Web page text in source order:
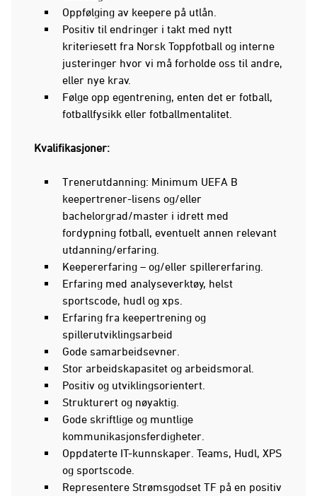
Oppfølging av keepere på utlån.
Positiv til endringer i takt med nytt
kriteriesett fra Norsk Toppfotball og interne
justeringer hvor vi må forholde oss til andre,
eller nye krav.
Følge opp egentrening, enten det er fotball,
fotballfysikk eller fotballmentalitet.
Kvalifikasjoner:
Trenerutdanning: Minimum UEFA B
keepertrener-lisens og/eller
bachelorgrad/master i idrett med
fordypning fotball, eventuelt annen relevant
utdanning/erfaring.
Keepererfaring – og/eller spillererfaring.
Erfaring med analyseverktøy, helst
sportscode, hudl og xps.
Erfaring fra keepertrening og
spillerutviklingsarbeid
Gode samarbeidsevner.
Stor arbeidskapasitet og arbeidsmoral.
Positiv og utviklingsorientert.
Strukturert og nøyaktig.
Gode skriftlige og muntlige
kommunikasjonsferdigheter.
Oppdaterte IT-kunnskaper. Teams, Hudl, XPS
og sportscode.
Representere Strømsgodset TF på en positiv